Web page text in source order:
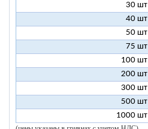
30 шт
40 шт
50 шт
75 шт
100 шт
200 шт
300 шт
500 шт
1000 шт